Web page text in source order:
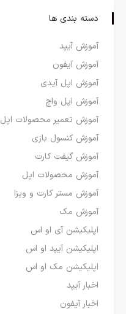
دسته بندی ها
آموزش آیپد
آموزش آیفون
آموزش اپل آیدی
آموزش اپل واچ
آموزش تعمیر محصولات اپل
آموزش کنسول بازی
آموزش گیفت کارت
آموزش محصولات اپل
آموزش مستر کارت و ویزا
آموزش مک
اپلیکیشن آی او اس
اپلیکیشن آیپد او اس
اپلیکیشن مک او اس
اخبار آیپد
اخبار آیفون